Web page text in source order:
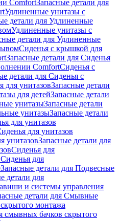
ComfortЗапасные детали для
Удлиненные унитазы с
детали для Удлиненные
Удлиненные унитазы с
детали для Удлиненные
Сиденья с крышкой для
Запасные детали для Сиденья
ComfortСиденья с
детали для Сиденья с
для унитазовЗапасные детали
для детейЗапасные детали
унитазыЗапасные детали
унитазыЗапасные детали
для унитазов
для унитазов
унитазовЗапасные детали для
Сиденья для
для
Запасные детали для Подвесные
детали для
и системы управления
детали для Смывные
монтажа
смывных бачков скрытого